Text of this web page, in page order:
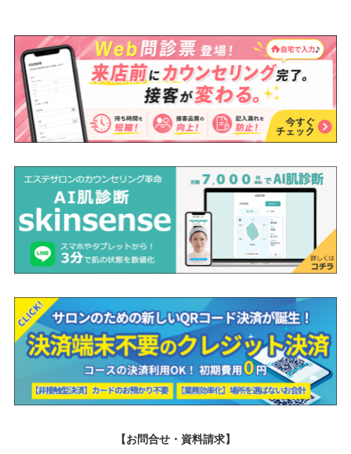
【お問合せ・資料請求】